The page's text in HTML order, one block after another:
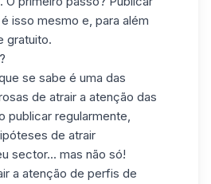
isso mesmo e, para além
gratuito.
se sabe é uma das
de atrair a atenção das
publicar regularmente,
de atrair
sector... mas não só!
a atenção de perfis de